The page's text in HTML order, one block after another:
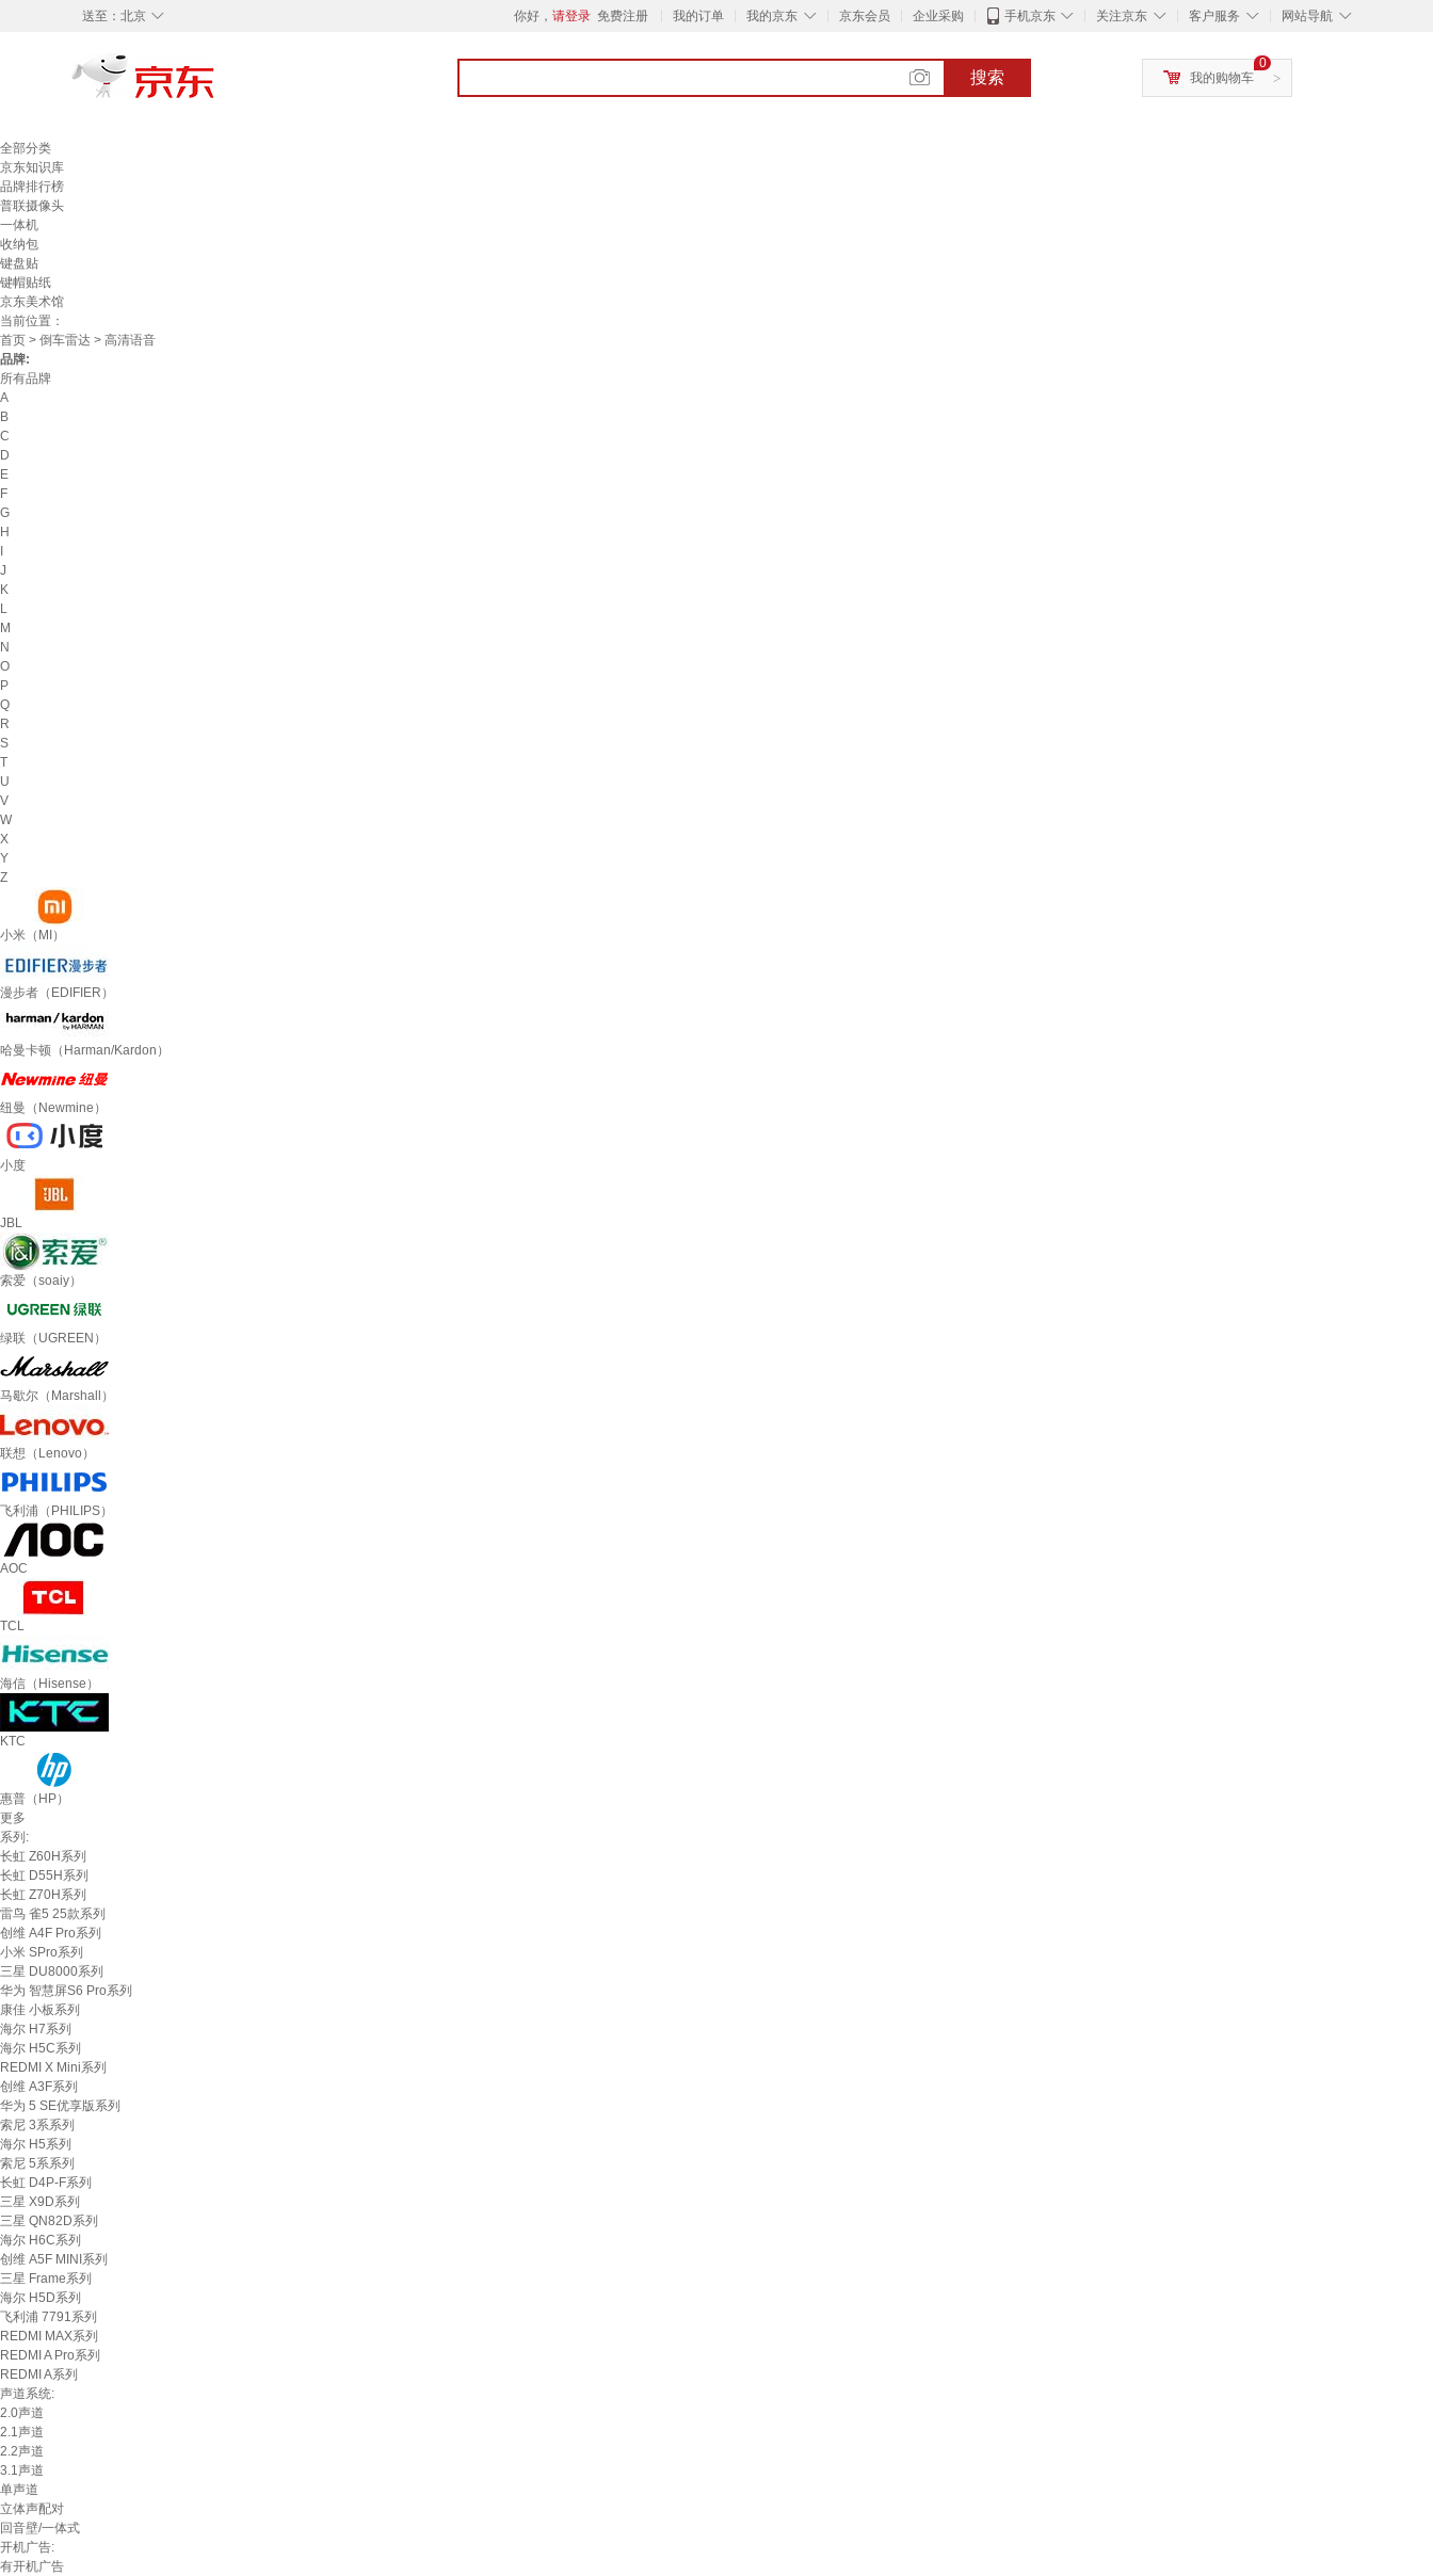
◇
送至： 北京 你好， 请登录 免费注册 我的订单 ◇
我的京东 京东会员 企业采购 ◇
手机京东 ◇
关注京东 ◇
客户服务 ◇
网站导航
搜索 >
0
我的购物车
全部分类
京东知识库
品牌排行榜
普联摄像头
一体机
收纳包
键盘贴
键帽贴纸
京东美术馆
当前位置：
首页 > 倒车雷达 > 高清语音
品牌:
所有品牌
A
B
C
D
E
F
G
H
J
K
L
M
N
O
P
Q
R
S
T
U
V
W
X
Y
Z
小米（MI）
漫步者（EDIFIER）
哈曼卡顿（Harman/Kardon）
纽曼（Newmine）
小度
JBL
索爱（soaiy）
绿联（UGREEN）
马歇尔（Marshall）
联想（Lenovo）
飞利浦（PHILIPS）
AOC
TCL
海信（Hisense）
KTC
惠普（HP）
更多
系列:
长虹 Z60H系列
长虹 D55H系列
长虹 Z70H系列
雷鸟 雀5 25款系列
创维 A4F Pro系列
小米 SPro系列
三星 DU8000系列
华为 智慧屏S6 Pro系列
康佳 小板系列
海尔 H7系列
海尔 H5C系列
REDMI X Mini系列
创维 A3F系列
华为 5 SE优享版系列
索尼 3系系列
海尔 H5系列
索尼 5系系列
长虹 D4P-F系列
三星 X9D系列
三星 QN82D系列
海尔 H6C系列
创维 A5F MINI系列
三星 Frame系列
海尔 H5D系列
飞利浦 7791系列
REDMI MAX系列
REDMI A Pro系列
REDMI A系列
声道系统:
2.0声道
2.1声道
2.2声道
3.1声道
单声道
立体声配对
回音壁/一体式
开机广告:
有开机广告